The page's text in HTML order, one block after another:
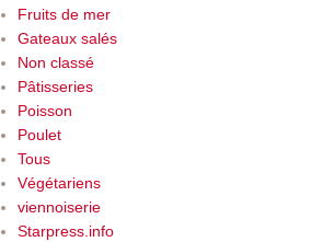
Fruits de mer
Gateaux salés
Non classé
Pâtisseries
Poisson
Poulet
Tous
Végétariens
viennoiserie
Starpress.info